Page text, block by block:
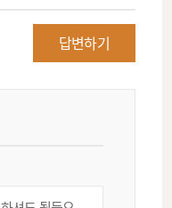
답변하기